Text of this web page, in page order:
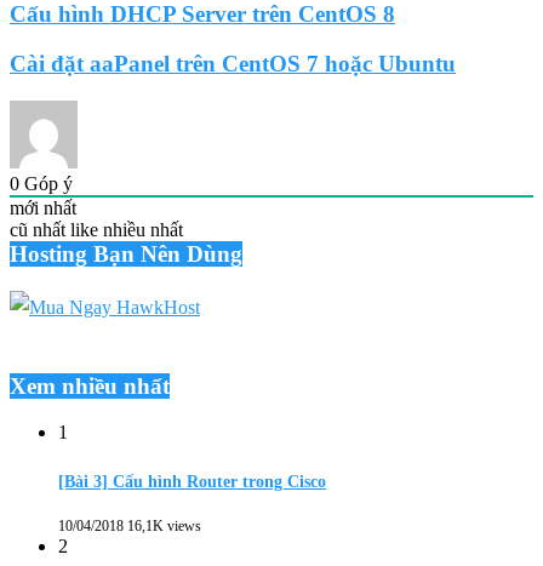
Cấu hình DHCP Server trên CentOS 8
Cài đặt aaPanel trên CentOS 7 hoặc Ubuntu
0 Góp ý
mới nhất
cũ nhất like nhiều nhất
Hosting Bạn Nên Dùng
Xem nhiều nhất
1
[Bài 3] Cấu hình Router trong Cisco
10/04/2018 16,1K views
2